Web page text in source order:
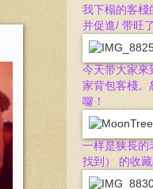
我下榻的客
并促進/ 带旺
今天带大家來
家背包客棧。
囖！
一样是狭長的
找到） 的收